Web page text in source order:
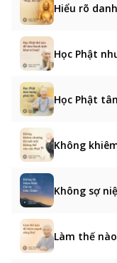
Hiểu rõ
Học Phật
Không sợ
Làm thế